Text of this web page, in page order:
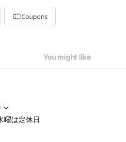
Coupons
You might like
は定休日